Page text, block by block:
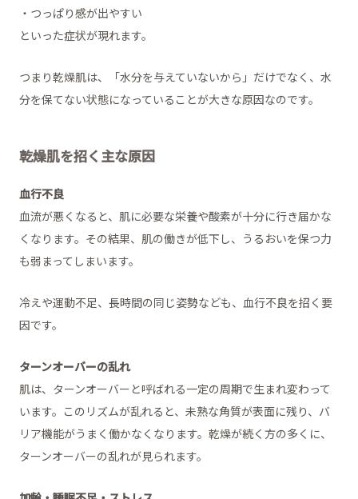
・つっぱり感が出やすい
といった症状が現れます。
つまり乾燥肌は、「水分を与えていないから」だけでなく、水
分を保てない状態になっていることが大きな原因なのです。
乾燥肌を招く主な原因
血行不良
血流が悪くなると、肌に必要な栄養や酸素が十分に行き届かな
くなります。その結果、肌の働きが低下し、うるおいを保つ力
も弱まってしまいます。
冷えや運動不足、長時間の同じ姿勢なども、血行不良を招く要
因です。
ターンオーバーの乱れ
肌は、ターンオーバーと呼ばれる一定の周期で生まれ変わって
います。このリズムが乱れると、未熟な角質が表面に残り、バ
リア機能がうまく働かなくなります。乾燥が続く方の多くに、
ターンオーバーの乱れが見られます。